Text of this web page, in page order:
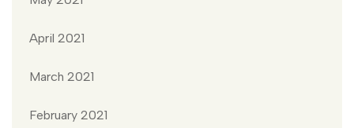
April 2021
March 2021
February 2021